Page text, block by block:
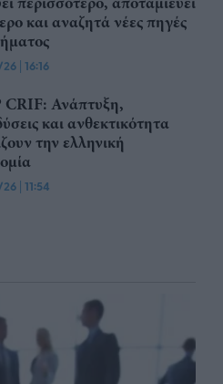
και αναζητά νέες πηγές
| 16:16
Ανάπτυξη,
και ανθεκτικότητα
την ελληνική
| 11:54